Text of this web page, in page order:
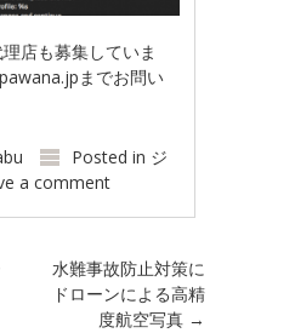
店も募集していま
までお問い
Posted in ジ
a comment
水難事故防止対策に
ドローンによる高精
度航空写真 →